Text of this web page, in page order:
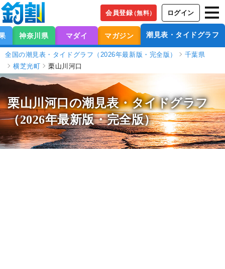
会員登録（無料） ログイン
神奈川県 マダイ マガジン 潮見表・タイドグラフ
全国の潮見表・タイドグラフ（2026年最新版・完全版）
千葉県
横芝光町
栗山川河口
栗山川河口の潮見表・タイドグラフ
（2026年最新版・完全版）